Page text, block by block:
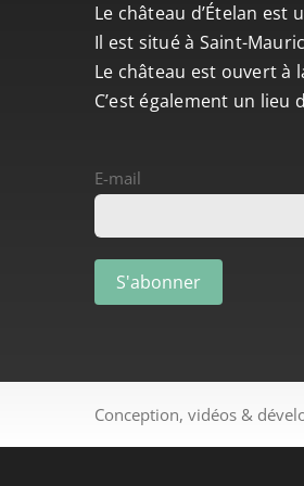
Le château d’Ételan est
Il est situé à Saint-
Le château est ouvert à
C’est également un
E-mail
Conception, vidéos &